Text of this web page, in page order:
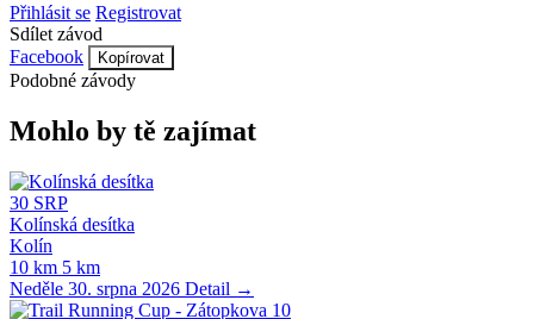
Přihlásit se Registrovat
Sdílet závod
Facebook
Kopírovat
Podobné závody
Mohlo by tě zajímat
30 SRP
Kolínská desítka
Kolín
10 km 5 km
Neděle 30. srpna 2026 Detail →